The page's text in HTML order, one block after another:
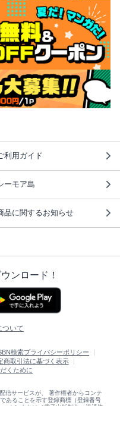
利用ガイド
ーモア島
品に関するお知らせ
ンロード！
ついて
検索プライバシーポリシー
商取引法に基づく表示
くために
信サービスが、 著作権者からコンテ
あることを示す登録商標（登録番号
ク］または［電子出版制作・流通協